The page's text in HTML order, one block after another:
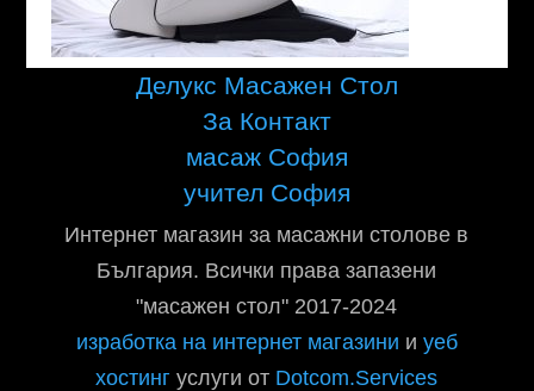
Делукс Масажен Стол
За Контакт
масаж София
учител София
Интернет магазин за масажни столове в
България. Всички права запазени
"масажен стол" 2017-2024
изработка на интернет магазини и уеб
хостинг услуги от Dotcom.Services